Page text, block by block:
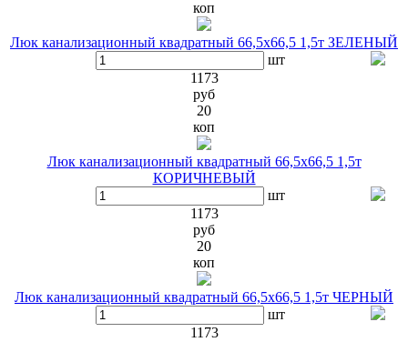
коп
Люк канализационный квадратный 66,5х66,5 1,5т ЗЕЛЕНЫЙ
шт
1173
руб
20
коп
Люк канализационный квадратный 66,5х66,5 1,5т
КОРИЧНЕВЫЙ
шт
1173
руб
20
коп
Люк канализационный квадратный 66,5х66,5 1,5т ЧЕРНЫЙ
шт
1173